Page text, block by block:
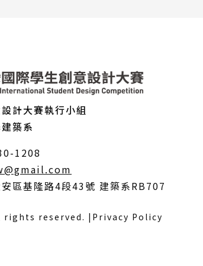
計大賽執行小組
築系
1208
開
視
區基隆路4段43號 建築系RB707
rights reserved. | Privacy Policy